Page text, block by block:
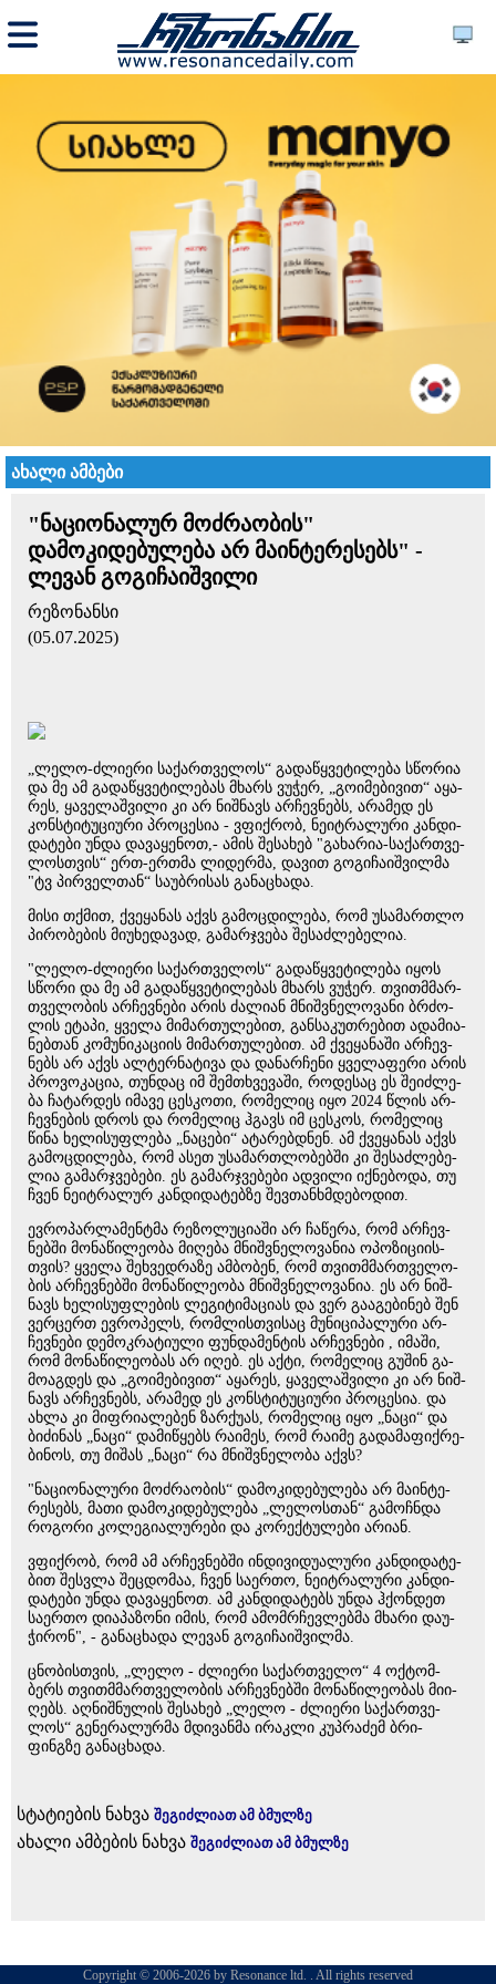
ახალი ამბები
"ნაციონალურ მოძრაობის"
დამოკიდებულება არ მაინტერესებს" -
ლევან გოგიჩაიშვილი
რეზონანსი
(05.07.2025)
„ლელო-ძლი­ე­რი სა­ქარ­თვე­ლოს“ გა­და­წყვე­ტი­ლე­ბა სწო­რია
და მე ამ გა­და­წყვე­ტი­ლე­ბას მხარს ვუ­ჭერ, „გო­ი­მე­ბი­ვით“ აყა­
რეს, ყა­ვე­ლაშ­ვი­ლი კი არ ნიშ­ნავს არ­ჩევ­ნებს, არა­მედ ეს
კონ­სტი­ტუ­ცი­უ­რი პრო­ცე­სია - ვფიქ­რობ, ნე­იტ­რა­ლუ­რი კან­დი­
და­ტე­ბი უნდა და­ვა­ყე­ნოთ,- ამის შე­სა­ხებ "გა­ხა­რია-სა­ქარ­თვე­
ლოს­თვის“ ერთ-ერ­თმა ლი­დერ­მა, და­ვით გო­გი­ჩა­იშ­ვილ­მა
"ტვ პირ­ველ­თან“ სა­უბ­რი­სას გა­ნა­ცხა­და.
მისი თქმით, ქვე­ყა­ნას აქვს გა­მოც­დი­ლე­ბა, რომ უსა­მარ­თლო
პი­რო­ბე­ბის მი­უ­ხე­და­ვად, გა­მარ­ჯვე­ბა შე­საძ­ლე­ბე­ლია.
"ლელო-ძლი­ე­რი სა­ქარ­თვე­ლოს“ გა­და­წყვე­ტი­ლე­ბა იყოს
სწო­რი და მე ამ გა­და­წყვე­ტი­ლე­ბას მხარს ვუ­ჭერ. თვით­მმარ­
თვე­ლო­ბის არ­ჩევ­ნე­ბი არის ძა­ლი­ან მნიშ­ვნე­ლო­ვა­ნი ბრძო­
ლის ეტა­პი, ყვე­ლა მი­მარ­თუ­ლე­ბით, გან­სა­კუთ­რე­ბით ადა­მი­ა­
ნებ­თან კო­მუ­ნი­კა­ცი­ის მი­მარ­თუ­ლე­ბით. ამ ქვე­ყა­ნა­ში არ­ჩევ­
ნებს არ აქვს ალ­ტერ­ნა­ტი­ვა და და­ნარ­ჩე­ნი ყვე­ლა­ფე­რი არის
პრო­ვო­კა­ცია, თუნ­დაც იმ შემ­თხვე­ვა­ში, რო­დე­საც ეს შე­იძ­ლე­
ბა ჩა­ტარ­დეს იმა­ვე ცეს­კო­თი, რო­მე­ლიც იყო 2024 წლის არ­
ჩევ­ნე­ბის დროს და რო­მე­ლიც ჰგავს იმ ცეს­კოს, რო­მე­ლიც
წინა ხე­ლი­სუფ­ლე­ბა „ნა­ცე­ბი“ ატა­რებ­დნენ. ამ ქვე­ყა­ნას აქვს
გა­მოც­დი­ლე­ბა, რომ ასეთ უსა­მარ­თლო­ბებ­ში კი შე­საძ­ლე­ბე­
ლია გა­მარ­ჯვე­ბე­ბი. ეს გა­მარ­ჯვე­ბე­ბი ად­ვი­ლი იქ­ნე­ბო­და, თუ
ჩვენ ნე­იტ­რა­ლურ კან­დი­და­ტებ­ზე შევ­თან­ხმდე­ბო­დით.
ევ­რო­პარ­ლა­მენ­ტმა რე­ზო­ლუ­ცი­ა­ში არ ჩა­წე­რა, რომ არ­ჩევ­
ნებ­ში მო­ნა­წი­ლე­ო­ბა მი­ღე­ბა მნიშ­ვნე­ლო­ვა­ნია ოპო­ზი­ცი­ის­
თვის? ყვე­ლა შეხ­ვედ­რა­ზე ამ­ბო­ბენ, რომ თვით­მმარ­თვე­ლო­
ბის არ­ჩევ­ნებ­ში მო­ნა­წი­ლე­ო­ბა მნიშ­ვნე­ლო­ვა­ნია. ეს არ ნიშ­
ნავს ხე­ლი­სუფ­ლე­ბის ლე­გი­ტი­მა­ცი­ას და ვერ გა­ა­გე­ბი­ნებ შენ
ვერ­ცერთ ევ­რო­პელს, რომ­ლის­თვი­საც მუ­ნი­ცი­პა­ლუ­რი არ­
ჩევ­ნე­ბი დე­მოკ­რა­ტი­უ­ლი ფუნ­და­მენ­ტის არ­ჩევ­ნე­ბი , იმა­ში,
რომ მო­ნა­წი­ლე­ო­ბას არ იღებ. ეს აქტი, რო­მე­ლიც გუ­შინ გა­
მო­აგ­დეს და „გო­ი­მე­ბი­ვით“ აყა­რეს, ყა­ვე­ლაშ­ვი­ლი კი არ ნიშ­
ნავს არ­ჩევ­ნებს, არა­მედ ეს კონ­სტი­ტუ­ცი­უ­რი პრო­ცე­სია. და
ახლა კი მიფ­რი­ა­ლე­ბენ ზარ­ქუ­ას, რო­მე­ლიც იყო „ნაცი“ და
ბი­ძი­ნას „ნაცი“ და­მი­წყებს რა­ი­მეს, რომ რა­ი­მე გა­და­მა­ფიქ­რე­
ბი­ნოს, თუ მი­შას „ნაცი“ რა მნიშ­ვნე­ლო­ბა აქვს?
"ნა­ცი­ო­ნა­ლუ­რი მოძ­რა­ო­ბის“ და­მო­კი­დე­ბუ­ლე­ბა არ მა­ინ­ტე­
რე­სებს, მათი და­მო­კი­დე­ბუ­ლე­ბა „ლე­ლოს­თან“ გა­მოჩ­ნდა
რო­გო­რი კო­ლე­გი­ა­ლუ­რე­ბი და კო­რექ­ტუ­ლე­ბი არი­ან.
ვფიქ­რობ, რომ ამ არ­ჩევ­ნებ­ში ინ­დი­ვი­დუ­ა­ლუ­რი კან­დი­და­ტე­
ბით შეს­ვლა შეც­დო­მაა, ჩვენ სა­ერ­თო, ნე­იტ­რა­ლუ­რი კან­დი­
და­ტე­ბი უნდა და­ვა­ყე­ნოთ. ამ კან­დი­და­ტებს უნდა ჰქონ­დეთ
სა­ერ­თო დი­ა­პა­ზო­ნი იმის, რომ ამომ­რჩევ­ლებ­მა მხა­რი და­უ­
ჭი­რონ", - გა­ნა­ცხა­და ლე­ვან გო­გი­ჩა­იშ­ვილ­მა.
ცნო­ბის­თვის, „ლელო - ძლი­ე­რი სა­ქარ­თვე­ლო“ 4 ოქ­ტომ­
ბერს თვით­მმარ­თვე­ლო­ბის არ­ჩევ­ნებ­ში მო­ნა­წი­ლე­ო­ბას მი­ი­
ღებს. აღ­ნიშ­ნუ­ლის შე­სა­ხებ „ლელო - ძლი­ე­რი სა­ქარ­თვე­
ლოს“ გე­ნე­რა­ლურ­მა მდი­ვან­მა ირაკ­ლი კუპ­რა­ძემ ბრი­
ფინგზე გა­ნა­ცხა­და.
სტატიების ნახვა შეგიძლიათ ამ ბმულზე
ახალი ამბების ნახვა შეგიძლიათ ამ ბმულზე
Copyright © 2006-2026 by Resonance ltd. . All rights reserved